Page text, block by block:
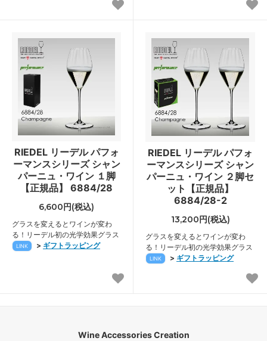
RIEDEL リーデル パフォ
ーマンスシリーズ シャン
パーニュ・ワイン １脚
【正規品】 6884/28
6,600円(税込)
グラスを変えるとワインが変わ
る！リーデル初の光学効果グラス
LINK > ギフトラッピング
RIEDEL リーデル パフォ
ーマンスシリーズ シャン
パーニュ・ワイン ２脚セ
ット【正規品】
6884/28-2
13,200円(税込)
グラスを変えるとワインが変わ
る！リーデル初の光学効果グラス
LINK > ギフトラッピング
Wine Accessories Creation